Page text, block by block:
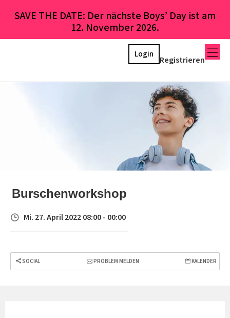
SAVE THE DATE: Der nächste Boys’ Day ist am
12. November 2026.
Registrieren
Login
Burschenworkshop
Mi. 27. April 2022 08:00 - 00:00
SOCIAL PROBLEM MELDEN KALENDER